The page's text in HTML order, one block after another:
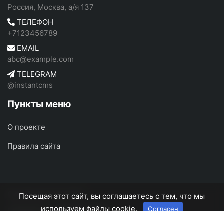
Россия, Москва, а/я 137
ТЕЛЕФОН
+7123456789
EMAIL
abc@example.com
TELEGRAM
@instantcms
Пункты меню
О проекте
Правила сайта
ФотоРоссия © 2026
Посещая этот сайт, вы соглашаетесь с тем, что мы
используем файлы cookie.
Согласен